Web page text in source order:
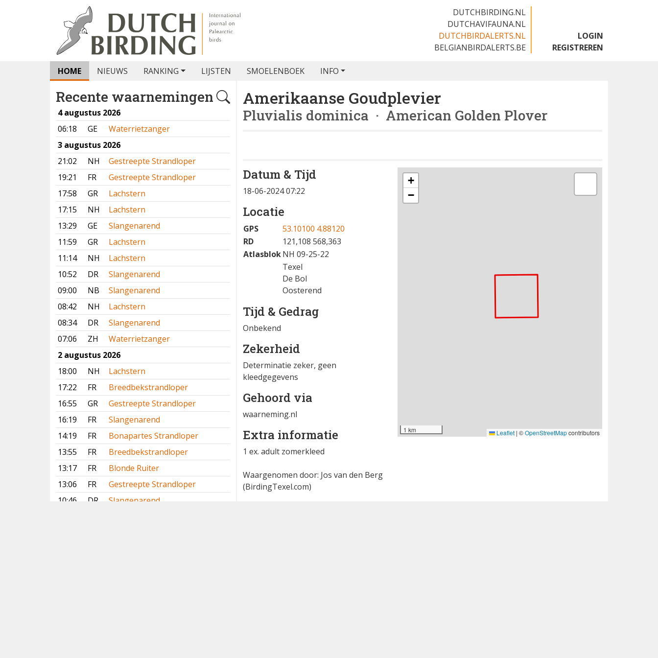
DUTCHBIRDING.NL
DUTCHAVIFAUNA.NL
DUTCHBIRDALERTS.NL
BELGIANBIRDALERTS.BE
LOGIN
REGISTREREN
HOME NIEUWS RANKING LIJSTEN SMOELENBOEK INFO
Recente waarnemingen
4 augustus 2026
06:18
GE
Waterrietzanger
3 augustus 2026
21:02
NH
Gestreepte Strandloper
19:21
FR
Gestreepte Strandloper
17:58
GR
Lachstern
17:15
NH
Lachstern
13:29
GE
Slangenarend
11:59
GR
Lachstern
11:14
NH
Lachstern
10:52
DR
Slangenarend
09:00
NB
Slangenarend
08:42
NH
Lachstern
08:34
DR
Slangenarend
07:06
ZH
Waterrietzanger
2 augustus 2026
18:00
NH
Lachstern
17:22
FR
Breedbekstrandloper
16:55
GR
Gestreepte Strandloper
16:19
FR
Slangenarend
14:19
FR
Bonapartes Strandloper
13:55
FR
Breedbekstrandloper
13:17
FR
Blonde Ruiter
13:06
FR
Gestreepte Strandloper
10:46
DR
Slangenarend
Amerikaanse Goudplevier
Pluvialis dominica · American Golden Plover
Datum & Tijd
18-06-2024 07:22
Locatie
GPS
53.10100 4.88120
RD
121,108 568,363
AtlasblokNH 09-25-22
Texel
De Bol
Oosterend
Tijd & Gedrag
Onbekend
Zekerheid
Determinatie zeker, geen
kleedgegevens
Gehoord via
waarneming.nl
Extra informatie
1 ex. adult zomerkleed
Waargenomen door: Jos van den Berg
(BirdingTexel.com)
+
−
1 km Leaflet | ©OpenStreetMapcontributors